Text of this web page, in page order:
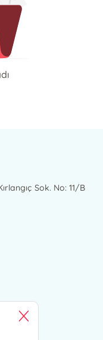
Sok. No: 11/B